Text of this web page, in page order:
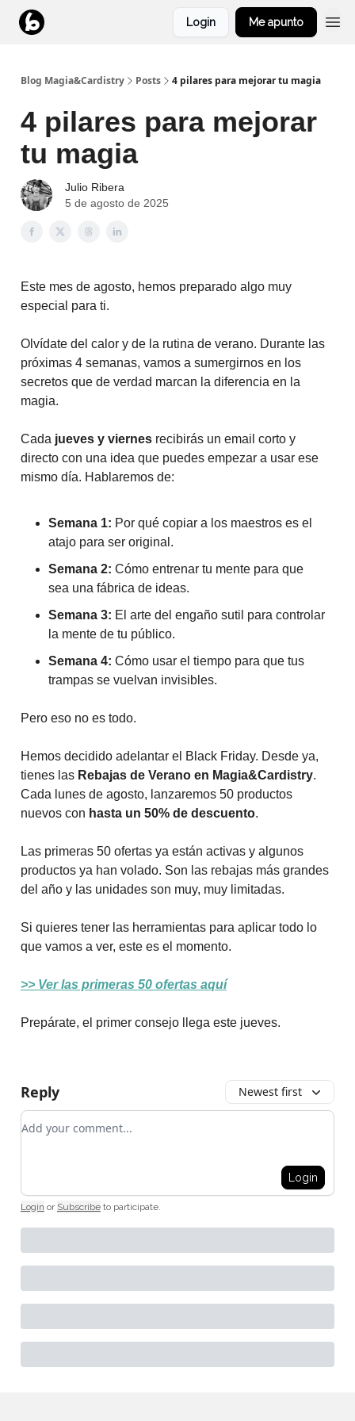
Login Me apunto
Blog Magia&Cardistry Posts 4 pilares para mejorar tu magia
4 pilares para mejorar
tu magia
Julio Ribera
5 de agosto de 2025
Este mes de agosto, hemos preparado algo muy
especial para ti.
Olvídate del calor y de la rutina de verano. Durante las
próximas 4 semanas, vamos a sumergirnos en los
secretos que de verdad marcan la diferencia en la
magia.
Cada jueves y viernes recibirás un email corto y
directo con una idea que puedes empezar a usar ese
mismo día. Hablaremos de:
Semana 1: Por qué copiar a los maestros es el
atajo para ser original.
Semana 2: Cómo entrenar tu mente para que
sea una fábrica de ideas.
Semana 3: El arte del engaño sutil para controlar
la mente de tu público.
Semana 4: Cómo usar el tiempo para que tus
trampas se vuelvan invisibles.
Pero eso no es todo.
Hemos decidido adelantar el Black Friday. Desde ya,
tienes las Rebajas de Verano en Magia&Cardistry.
Cada lunes de agosto, lanzaremos 50 productos
nuevos con hasta un 50% de descuento.
Las primeras 50 ofertas ya están activas y algunos
productos ya han volado. Son las rebajas más grandes
del año y las unidades son muy, muy limitadas.
Si quieres tener las herramientas para aplicar todo lo
que vamos a ver, este es el momento.
>> Ver las primeras 50 ofertas aquí
Prepárate, el primer consejo llega este jueves.
Reply Newest first
Add your comment
Login
Login or Subscribe to participate.